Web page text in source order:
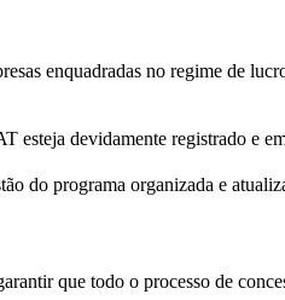
enquadradas no regime de
esteja devidamente registrado
do programa organizada e
que todo o processo de